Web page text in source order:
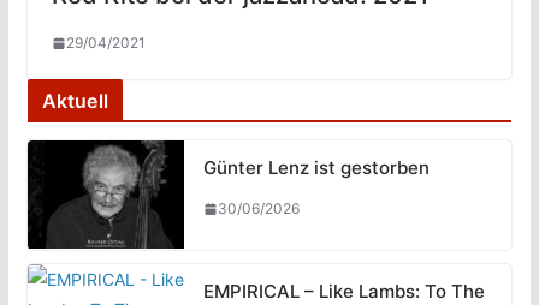
29/04/2021
Aktuell
Günter Lenz ist gestorben
30/06/2026
EMPIRICAL – Like Lambs: To The